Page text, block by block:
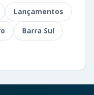
Lançamentos
Barra Sul